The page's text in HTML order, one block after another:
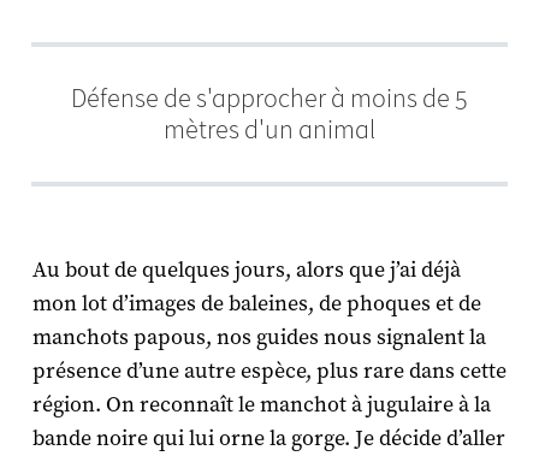
Défense de s'approcher à moins de 5
mètres d'un animal
Au bout de quelques jours, alors que j’ai déjà
mon lot d’images de baleines, de phoques et de
manchots papous, nos guides nous signalent la
présence d’une autre espèce, plus rare dans cette
région. On reconnaît le manchot à jugulaire à la
bande noire qui lui orne la gorge. Je décide d’aller